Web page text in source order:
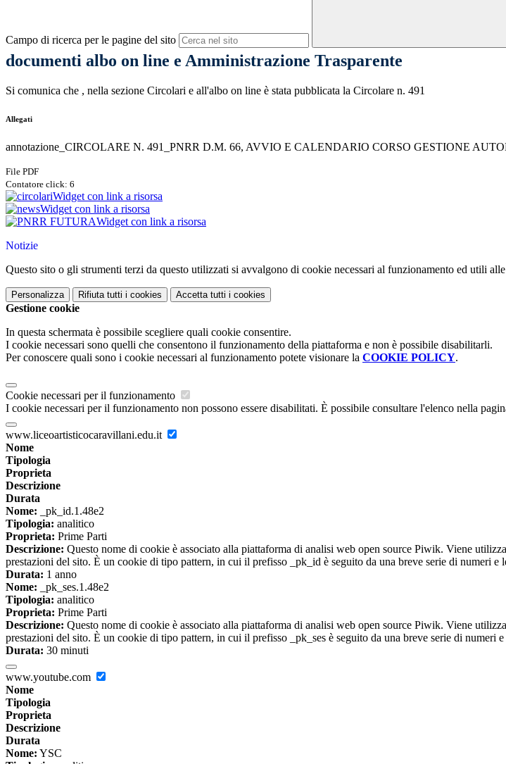
Campo di ricerca per le pagine del sito
documenti albo on line e Amministrazione Trasparente
Si comunica che , nella sezione Circolari e all'albo on line è stata pubblicata la Circolare n. 491
Allegati
annotazione_CIRCOLARE N. 491_PNRR D.M. 66, AVVIO E CALENDARIO CORSO GESTIONE
File PDF
Contatore click: 6
Widget con link a risorsa
Widget con link a risorsa
Widget con link a risorsa
Notizie
Questo sito o gli strumenti terzi da questo utilizzati si avvalgono di cookie necessari al funzionamento ed utili
Personalizza Rifiuta tutti i cookies Accetta tutti i cookies
Gestione cookie
In questa schermata è possibile scegliere quali cookie consentire.
I cookie necessari sono quelli che consentono il funzionamento della piattaforma e non è possibile disabilitarli.
Per conoscere quali sono i cookie necessari al funzionamento potete visionare la COOKIE POLICY.
Cookie necessari per il funzionamento
I cookie necessari per il funzionamento non possono essere disabilitati. È possibile consultare l'elenco nella
www.liceoartisticocaravillani.edu.it
Nome
Tipologia
Proprieta
Descrizione
Durata
Nome: _pk_id.1.48e2
Tipologia: analitico
Proprieta: Prime Parti
Descrizione: Questo nome di cookie è associato alla piattaforma di analisi web open source Piwik. Viene
prestazioni del sito. È un cookie di tipo pattern, in cui il prefisso _pk_id è seguito da una breve serie di numeri
Durata: 1 anno
Nome: _pk_ses.1.48e2
Tipologia: analitico
Proprieta: Prime Parti
Descrizione: Questo nome di cookie è associato alla piattaforma di analisi web open source Piwik. Viene
prestazioni del sito. È un cookie di tipo pattern, in cui il prefisso _pk_ses è seguito da una breve serie di
Durata: 30 minuti
www.youtube.com
Nome
Tipologia
Proprieta
Descrizione
Durata
Nome: YSC